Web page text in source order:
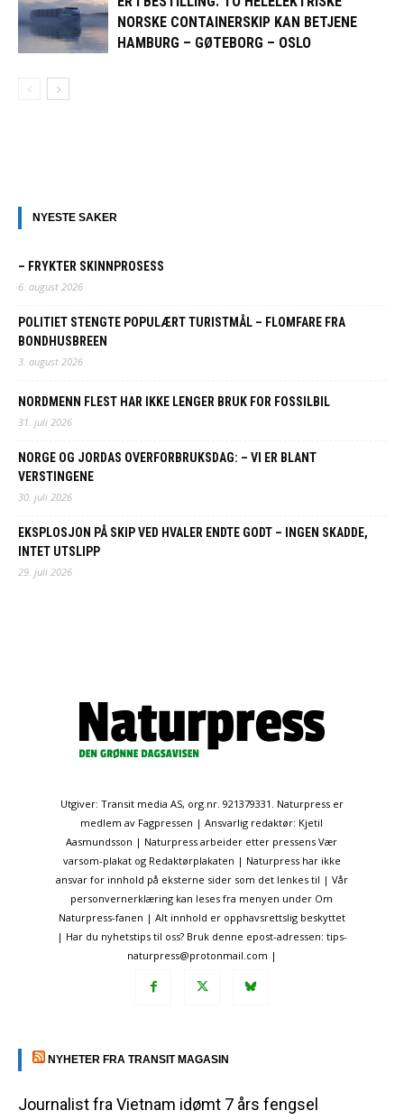
NORSKE CONTAINERSKIP KAN BETJENE
HAMBURG – GØTEBORG – OSLO
NYESTE SAKER
– FRYKTER SKINNPROSESS
6. august 2026
POLITIET STENGTE POPULÆRT TURISTMÅL – FLOMFARE FRA
BONDHUSBREEN
3. august 2026
NORDMENN FLEST HAR IKKE LENGER BRUK FOR FOSSILBIL
31. juli 2026
NORGE OG JORDAS OVERFORBRUKSDAG: – VI ER BLANT
VERSTINGENE
30. juli 2026
EKSPLOSJON PÅ SKIP VED HVALER ENDTE GODT – INGEN SKADDE,
INTET UTSLIPP
29. juli 2026
Utgiver: Transit media AS, org.nr. 921379331. Naturpress er
medlem av Fagpressen | Ansvarlig redaktør: Kjetil
Aasmundsson | Naturpress arbeider etter pressens Vær
varsom-plakat og Redaktørplakaten | Naturpress har ikke
ansvar for innhold på eksterne sider som det lenkes til | Vår
personvernerklæring kan leses fra menyen under Om
Naturpress-fanen | Alt innhold er opphavsrettslig beskyttet
| Har du nyhetstips til oss? Bruk denne epost-adressen: tips-
naturpress@protonmail.com |
NYHETER FRA TRANSIT MAGASIN
Journalist fra Vietnam idømt 7 års fengsel